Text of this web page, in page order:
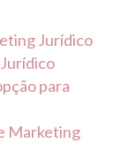
Jurídico
para
Marketing